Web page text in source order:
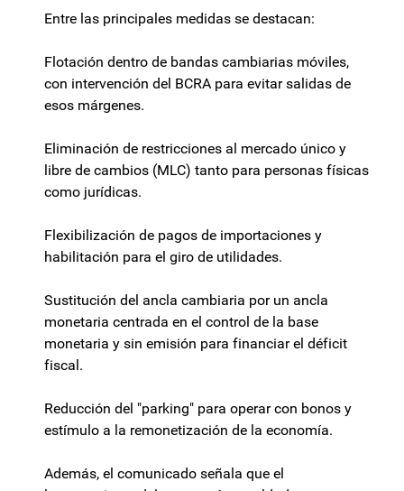
Entre las principales medidas se destacan:
Flotación dentro de bandas cambiarias móviles,
con intervención del BCRA para evitar salidas de
esos márgenes.
Eliminación de restricciones al mercado único y
libre de cambios (MLC) tanto para personas físicas
como jurídicas.
Flexibilización de pagos de importaciones y
habilitación para el giro de utilidades.
Sustitución del ancla cambiaria por un ancla
monetaria centrada en el control de la base
monetaria y sin emisión para financiar el déficit
fiscal.
Reducción del "parking" para operar con bonos y
estímulo a la remonetización de la economía.
Además, el comunicado señala que el